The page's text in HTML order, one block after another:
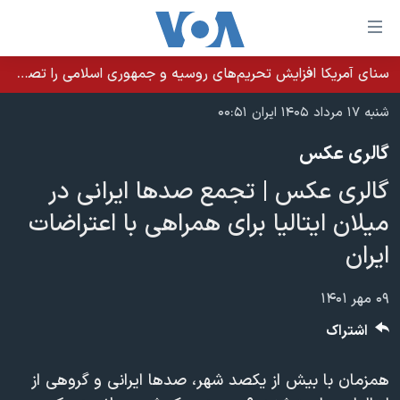
لینکهای
قابل
دسترسی
جهش
محتوای
اصلی
جهش
به
صفحه
اصلی
جهش
به
خانه
نسخه سبک وب‌سایت
موضوع ها
ایران
آمریکا
جهان
ویدیوها
برنامه های تلویزیونی
جدول برنامه ها
صفحه‌های ویژه
بایگانی برنامه‌های تلویزیونی
فرکانس‌های صدای آمریکا
پخش رادیویی
یادگیری زبان انگلیسی
سنای آمریکا افزایش تحریم‌های روسیه و جمهوری اسلامی را تصویب کرد؛ زلنسکی از این اقدام تشکر کرد
شنبه ۱۷ مرداد ۱۴۰۵ ایران ۰۰:۵۱
گالری عکس
گالری عکس | تجمع صدها ایرانی در
میلان ایتالیا برای همراهی با اعتراضات
ایران
۰۹ مهر ۱۴۰۱
همزمان با بیش از یکصد شهر، صدها ایرانی و گروهی از
اشتراک